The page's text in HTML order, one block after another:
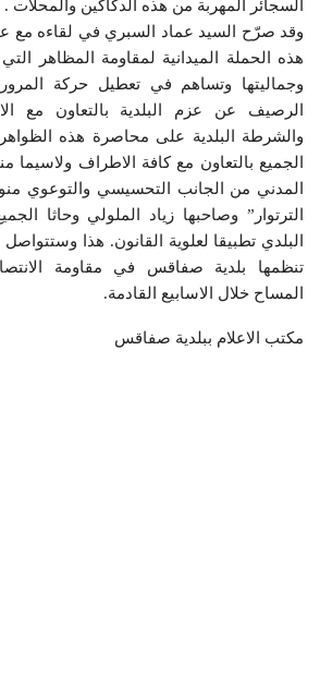
السجائر المهربة من هذه الدكاكين والمحلات .
وقد صرّح السيد عماد السبري في لقاءه مع
هذه الحملة الميدانية لمقاومة المظاهر
وجماليتها وتساهم في تعطيل حركة
الرصيف عن عزم البلدية بالتعاون مع
والشرطة البلدية على محاصرة هذه
الجميع بالتعاون مع كافة الاطراف ولاسيما
المدني من الجانب التحسيسي والتوعوي
الترتوار” وصاحبها زياد الملولي وحاثا
البلدي تطبيقا لعلوية القانون. هذا وستتواصل
تنظمها بلدية صفاقس في مقاومة
المساح خلال الاسابيع القادمة.
مكتب الاعلام ببلدية صفاقس